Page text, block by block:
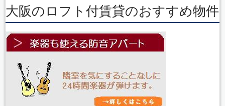
大阪のロフト付賃貸のおすすめ物件